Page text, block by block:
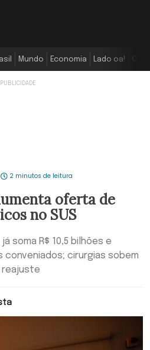
Mundo Economia Lado oa!
2 minutos de leitura
oferta de
no SUS
soma R$ 10,5 bilhões e
conveniados; cirurgias sobem
reajuste